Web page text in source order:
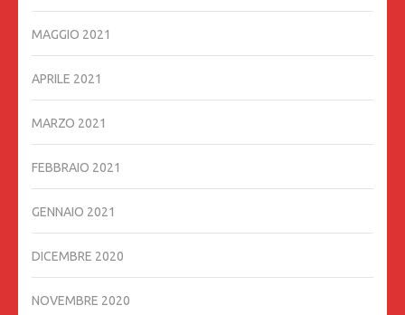
MAGGIO 2021
APRILE 2021
MARZO 2021
FEBBRAIO 2021
GENNAIO 2021
DICEMBRE 2020
NOVEMBRE 2020